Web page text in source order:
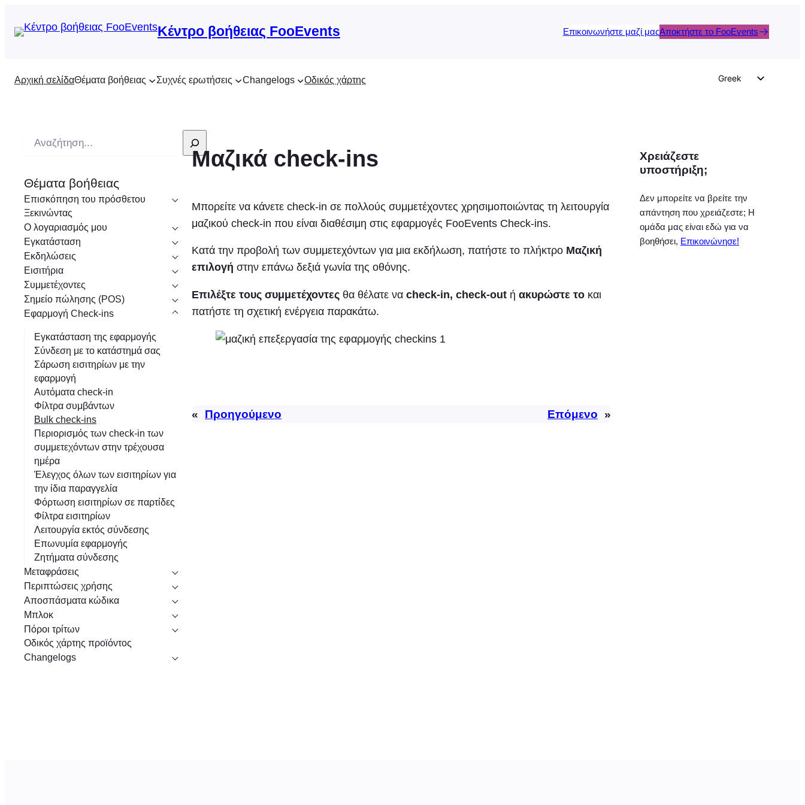
Κέντρο βοήθειας FooEvents Επικοινωνήστε μαζί μαςΑποκτήστε το FooEvents
Αρχική σελίδαΘέματα βοήθειας Συχνές ερωτήσεις Changelogs Οδικός χάρτης
Greek
Portuguese
French
Polish
ζ
ή
τ
η
σ
η
Θέματα βοήθειας
Επισκόπηση του πρόσθετου
Ξεκινώντας
Ο λογαριασμός μου
Εγκατάσταση
Εκδηλώσεις
Εισιτήρια
Συμμετέχοντες
Σημείο πώλησης (POS)
Εφαρμογή Check-ins
Εγκατάσταση της εφαρμογής
Σύνδεση με το κατάστημά σας
Σάρωση εισιτηρίων με την
εφαρμογή
Αυτόματα check-in
Φίλτρα συμβάντων
Bulk check-ins
Περιορισμός των check-in των
συμμετεχόντων στην τρέχουσα
ημέρα
Έλεγχος όλων των εισιτηρίων για
την ίδια παραγγελία
Φόρτωση εισιτηρίων σε παρτίδες
Φίλτρα εισιτηρίων
Λειτουργία εκτός σύνδεσης
Επωνυμία εφαρμογής
Ζητήματα σύνδεσης
Μεταφράσεις
Περιπτώσεις χρήσης
Αποσπάσματα κώδικα
Μπλοκ
Πόροι τρίτων
Οδικός χάρτης προϊόντος
Changelogs
Μαζικά check-ins
Μπορείτε να κάνετε check-in σε πολλούς συμμετέχοντες χρησιμοποιώντας τη λειτουργία
μαζικού check-in που είναι διαθέσιμη στις εφαρμογές FooEvents Check-ins.
Κατά την προβολή των συμμετεχόντων για μια εκδήλωση, πατήστε το πλήκτρο Μαζική
επιλογή στην επάνω δεξιά γωνία της οθόνης.
Επιλέξτε τους συμμετέχοντες θα θέλατε να check-in, check-out ή ακυρώστε το και
πατήστε τη σχετική ενέργεια παρακάτω.
« Προηγούμενο Επόμενο »
Χρειάζεστε
υποστήριξη;
Δεν μπορείτε να βρείτε την
απάντηση που χρειάζεστε; Η
ομάδα μας είναι εδώ για να
βοηθήσει, Επικοινώνησε!